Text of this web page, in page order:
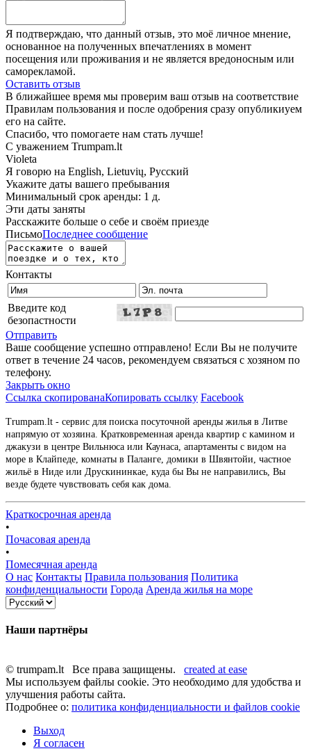
Я подтверждаю, что данный отзыв, это моё личное мнение,
основанное на полученных впечатлениях в момент
посещения или проживания и не является вредоносным или
саморекламой.
Оставить отзыв
В ближайшее время мы проверим ваш отзыв на соответствие
Правилам пользования и после одобрения сразу опубликиуем
его на сайте.
Спасибо, что помогаете нам стать лучше!
С уважением Trumpam.lt
Violeta
Я говорю на English, Lietuvių, Русский
Укажите даты вашего пребывания
Минимальный срок аренды: 1 д.
Эти даты заняты
Расскажите больше о себе и своём приезде
ПисьмоПоследнее сообщение
Контакты
Введите код
безопастности
Отправить
Ваше сообщение успешно отправлено! Если Вы не получите
ответ в течение 24 часов, рекомендуем связаться с хозяном по
телефону.
Закрыть окно
Ссылка скопированаКопировать ссылку Facebook
Trumpam.lt - сервис для поиска посуточной аренды жилья в Литве
напрямую от хозяина. Кратковременная аренда квартир с камином и
джакузи в центре Вильнюса или Каунаса, апартаменты с видом на
море в Клайпеде, комнаты в Паланге, домики в Швянтойи, частное
жильё в Ниде или Друскининкае, куда бы Вы не направились, Вы
везде будете чувствовать себя как дома.
Краткосрочная аренда
•
Почасовая аренда
•
Помесячная аренда
О нас Контакты Правила пользования Политика
конфиденциальности Города Аренда жилья на море
Наши партнёры
© trumpam.lt Все права защищены. created at ease
Мы используем файлы cookie. Это необходимо для удобства и
улучшения работы сайта.
Подробнее о: политика конфиденциальности и файлов cookie
Выход
Я согласен